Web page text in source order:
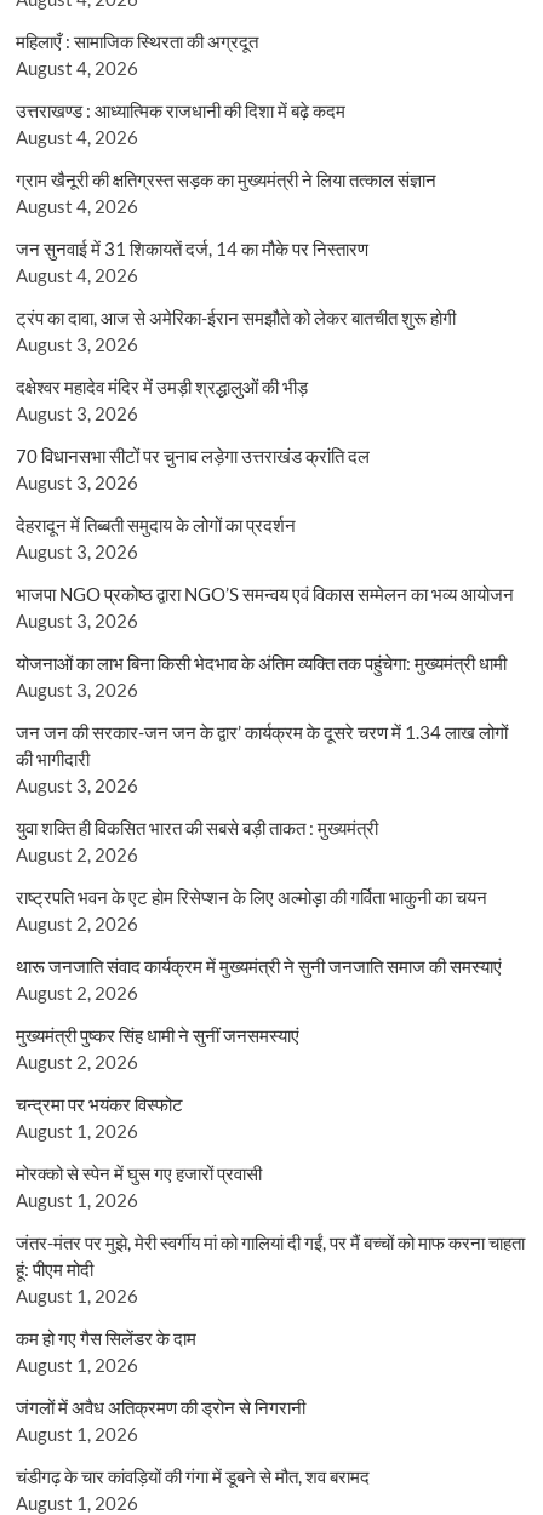
महिलाएँ : सामाजिक स्थिरता की अग्रदूत
August 4, 2026
उत्तराखण्ड : आध्यात्मिक राजधानी की दिशा में बढ़े कदम
August 4, 2026
ग्राम खैनूरी की क्षतिग्रस्त सड़क का मुख्यमंत्री ने लिया तत्काल संज्ञान
August 4, 2026
जन सुनवाई में 31 शिकायतें दर्ज, 14 का मौके पर निस्तारण
August 4, 2026
ट्रंप का दावा, आज से अमेरिका-ईरान समझौते को लेकर बातचीत शुरू होगी
August 3, 2026
दक्षेश्वर महादेव मंदिर में उमड़ी श्रद्धालुओं की भीड़
August 3, 2026
70 विधानसभा सीटों पर चुनाव लड़ेगा उत्तराखंड क्रांति दल
August 3, 2026
देहरादून में तिब्बती समुदाय के लोगों का प्रदर्शन
August 3, 2026
भाजपा NGO प्रकोष्ठ द्वारा NGO’S समन्वय एवं विकास सम्मेलन का भव्य आयोजन
August 3, 2026
योजनाओं का लाभ बिना किसी भेदभाव के अंतिम व्यक्ति तक पहुंचेगा: मुख्यमंत्री धामी
August 3, 2026
जन जन की सरकार-जन जन के द्वार’ कार्यक्रम के दूसरे चरण में 1.34 लाख लोगों
की भागीदारी
August 3, 2026
युवा शक्ति ही विकसित भारत की सबसे बड़ी ताकत : मुख्यमंत्री
August 2, 2026
राष्ट्रपति भवन के एट होम रिसेप्शन के लिए अल्मोड़ा की गर्विता भाकुनी का चयन
August 2, 2026
थारू जनजाति संवाद कार्यक्रम में मुख्यमंत्री ने सुनी जनजाति समाज की समस्याएं
August 2, 2026
मुख्यमंत्री पुष्कर सिंह धामी ने सुनीं जनसमस्याएं
August 2, 2026
चन्द्रमा पर भयंकर विस्फोट
August 1, 2026
मोरक्को से स्पेन में घुस गए हजारों प्रवासी
August 1, 2026
जंतर-मंतर पर मुझे, मेरी स्वर्गीय मां को गालियां दी गईं, पर मैं बच्चों को माफ करना चाहता
हूं: पीएम मोदी
August 1, 2026
कम हो गए गैस सिलेंडर के दाम
August 1, 2026
जंगलों में अवैध अतिक्रमण की ड्रोन से निगरानी
August 1, 2026
चंडीगढ़ के चार कांवड़ियों की गंगा में डूबने से मौत, शव बरामद
August 1, 2026